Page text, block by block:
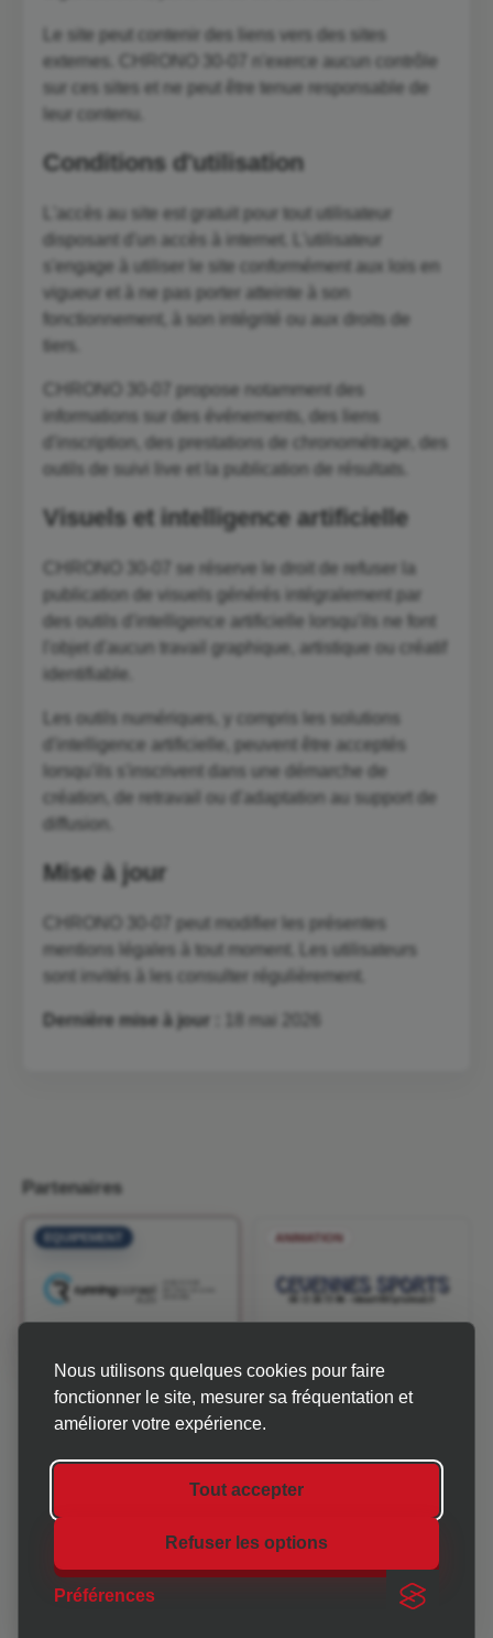
Nous utilisons quelques cookies pour faire
fonctionner le site, mesurer sa fréquentation et
améliorer votre expérience.
Tout accepter
Refuser les options
Préférences
Le site peut contenir des liens vers des sites
externes. CHRONO 30-07 n'exerce aucun contrôle
sur ces sites et ne peut être tenue responsable de
leur contenu.
Conditions d'utilisation
L'accès au site est gratuit pour tout utilisateur
disposant d'un accès à internet. L'utilisateur
s'engage à utiliser le site conformément aux lois en
vigueur et à ne pas porter atteinte à son
fonctionnement, à son intégrité ou aux droits de
tiers.
CHRONO 30-07 propose notamment des
informations sur des événements, des liens
d'inscription, des prestations de chronométrage, des
outils de suivi live et la publication de résultats.
Visuels et intelligence artificielle
CHRONO 30-07 se réserve le droit de refuser la
publication de visuels générés intégralement par
des outils d'intelligence artificielle lorsqu'ils ne font
l'objet d'aucun travail graphique, artistique ou créatif
identifiable.
Les outils numériques, y compris les solutions
d'intelligence artificielle, peuvent être acceptés
lorsqu'ils s'inscrivent dans une démarche de
création, de retravail ou d'adaptation au support de
diffusion.
Mise à jour
CHRONO 30-07 peut modifier les présentes
mentions légales à tout moment. Les utilisateurs
sont invités à les consulter régulièrement.
Dernière mise à jour : 18 mai 2026
Partenaires
EQUIPEMENT ANIMATION
INFOS & MÉTÉO
CHRONO 30-07 est une association qui accompagne les
organisateurs d'événements sportifs et associatifs en
Gard-Ardèche.